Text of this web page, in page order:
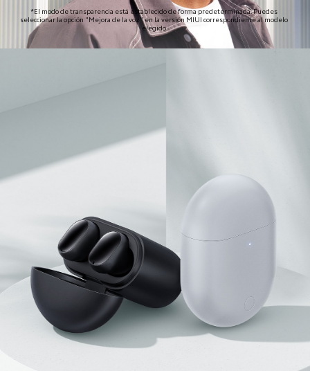
*El modo de transparencia está establecido de forma predeterminada. Puedes
seleccionar la opción "Mejora de la voz" en la versión MIUI correspondiente al modelo
elegido.